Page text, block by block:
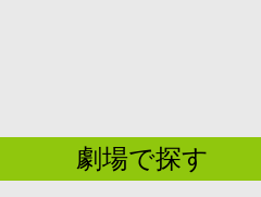
劇場で探す